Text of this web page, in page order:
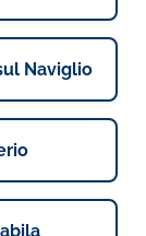
Naviglio